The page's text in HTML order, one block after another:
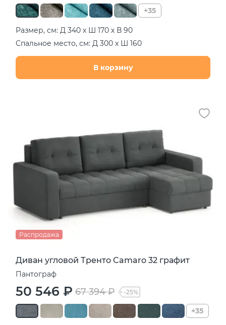
+35
Размер, см: Д 340 х Ш 170 х В 90
Спальное место, см: Д 300 х Ш 160
В корзину
Распродажа
Диван угловой Тренто Camaro 32 графит
Пантограф
50 546 ₽ 67 394 ₽ -25%
+35